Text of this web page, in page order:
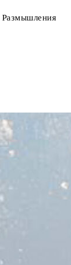
Размышления